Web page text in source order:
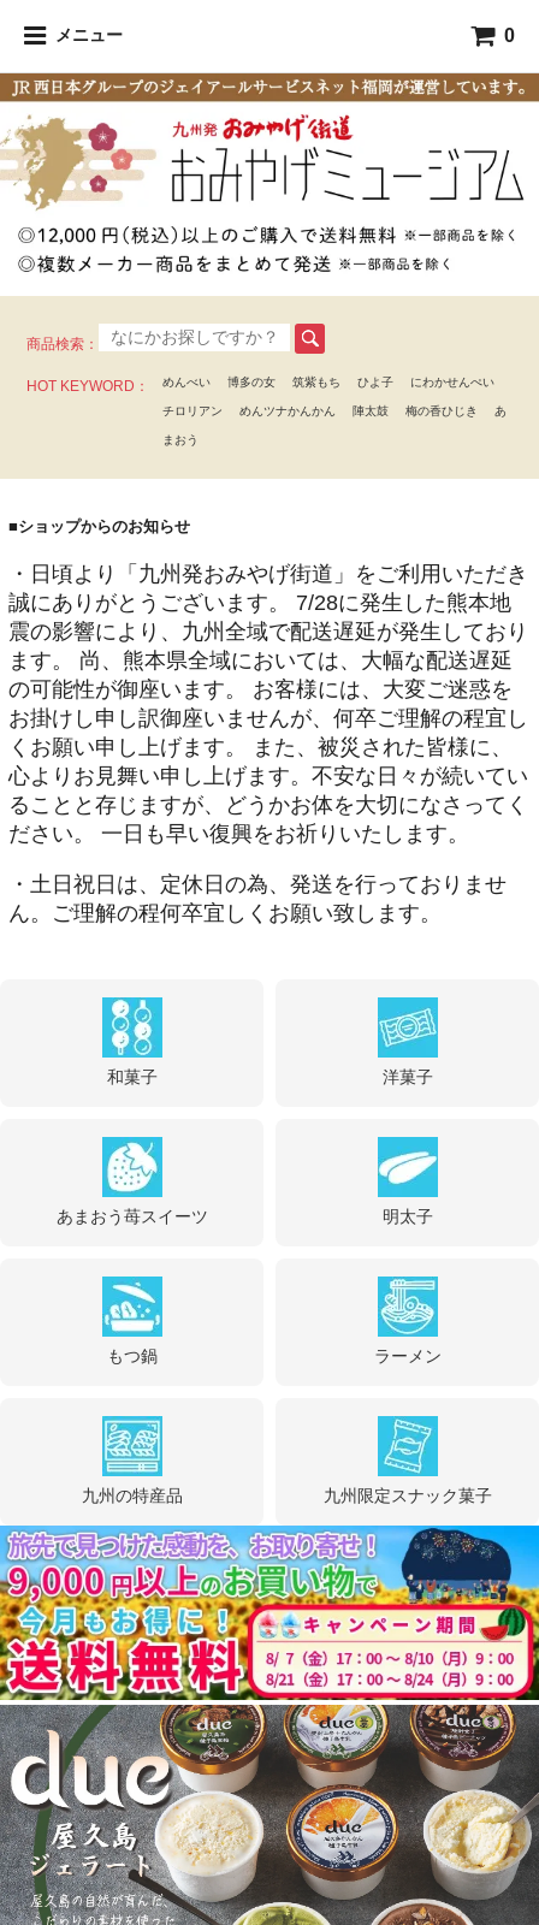
メニュー 0
商品検索：
HOT KEYWORD： めんべい 博多の女 筑紫もち ひよ子 にわかせんぺい
チロリアン めんツナかんかん 陣太鼓 梅の香ひじき あ
まおう
■ショップからのお知らせ
・日頃より「九州発おみやげ街道」をご利用いただき
誠にありがとうございます。 7/28に発生した熊本地
震の影響により、九州全域で配送遅延が発生しており
ます。 尚、熊本県全域においては、大幅な配送遅延
の可能性が御座います。 お客様には、大変ご迷惑を
お掛けし申し訳御座いませんが、何卒ご理解の程宜し
くお願い申し上げます。 また、被災された皆様に、
心よりお見舞い申し上げます。不安な日々が続いてい
ることと存じますが、どうかお体を大切になさってく
ださい。 一日も早い復興をお祈りいたします。
・土日祝日は、定休日の為、発送を行っておりませ
ん。ご理解の程何卒宜しくお願い致します。
和菓子 洋菓子
あまおう苺スイーツ 明太子
もつ鍋 ラーメン
九州の特産品 九州限定スナック菓子